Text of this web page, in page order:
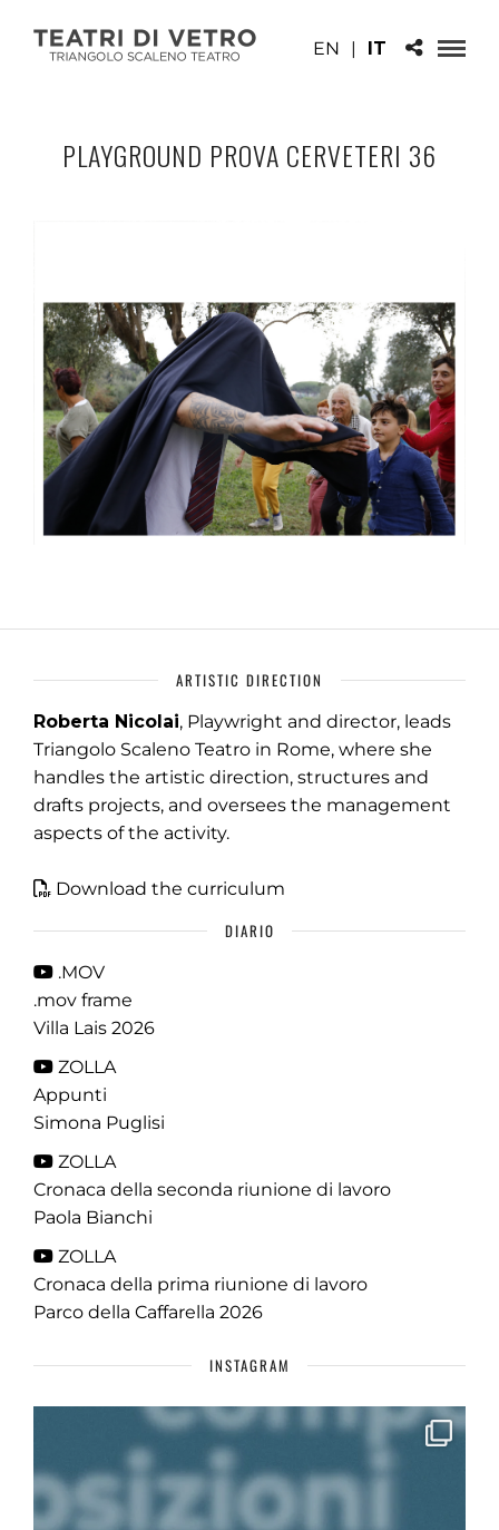
EN | IT
PLAYGROUND PROVA CERVETERI 36
ARTISTIC DIRECTION
Roberta Nicolai, Playwright and director, leads
Triangolo Scaleno Teatro in Rome, where she
handles the artistic direction, structures and
drafts projects, and oversees the management
aspects of the activity.
Download the curriculum
DIARIO
.MOV
.mov frame
Villa Lais 2026
ZOLLA
Appunti
Simona Puglisi
ZOLLA
Cronaca della seconda riunione di lavoro
Paola Bianchi
ZOLLA
Cronaca della prima riunione di lavoro
Parco della Caffarella 2026
INSTAGRAM